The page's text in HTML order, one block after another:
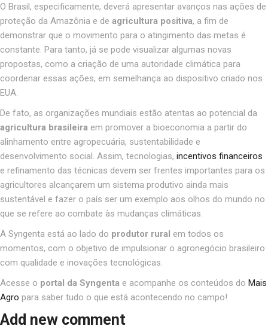
O Brasil, especificamente, deverá apresentar avanços nas ações de
proteção da Amazônia e de agricultura positiva, a fim de
demonstrar que o movimento para o atingimento das metas é
constante. Para tanto, já se pode visualizar algumas novas
propostas, como a criação de uma autoridade climática para
coordenar essas ações, em semelhança ao dispositivo criado nos
EUA.
De fato, as organizações mundiais estão atentas ao potencial da
agricultura brasileira em promover a bioeconomia a partir do
alinhamento entre agropecuária, sustentabilidade e
desenvolvimento social. Assim, tecnologias, incentivos financeiros
e refinamento das técnicas devem ser frentes importantes para os
agricultores alcançarem um sistema produtivo ainda mais
sustentável e fazer o país ser um exemplo aos olhos do mundo no
que se refere ao combate às mudanças climáticas.
A Syngenta está ao lado do produtor rural em todos os
momentos, com o objetivo de impulsionar o agronegócio brasileiro
com qualidade e inovações tecnológicas.
Acesse o portal da Syngenta e acompanhe os conteúdos do Mais
Agro para saber tudo o que está acontecendo no campo!
Add new comment